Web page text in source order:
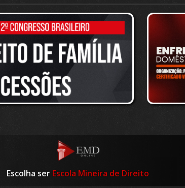
Escolha ser Escola Mineira de Direito